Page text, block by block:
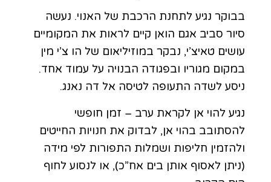
בבוקר נגיע לתחנת הרכבת של האנוי. נעשה
סיור סביב אגם הואן קיים לראות את המקומיים
עושים טאיצ’י, נבקר במוזיליאום של הו צ’י מין
במקום מגוריו ובפגודה הבנויה על עמוד אחד.
ניסע לשדה התעופה לטיסה אל דה נאנג.
נגיע להוי אן לקראת ערב – זמן חופשי
להסתובב בהוי אן, לבדוק את חנויות החייטים
ולהזמין חליפות ושמלות התפורות לפי מידה
(ניתן לאסוף אותן בים אח”כ), או לנסוע לחוף